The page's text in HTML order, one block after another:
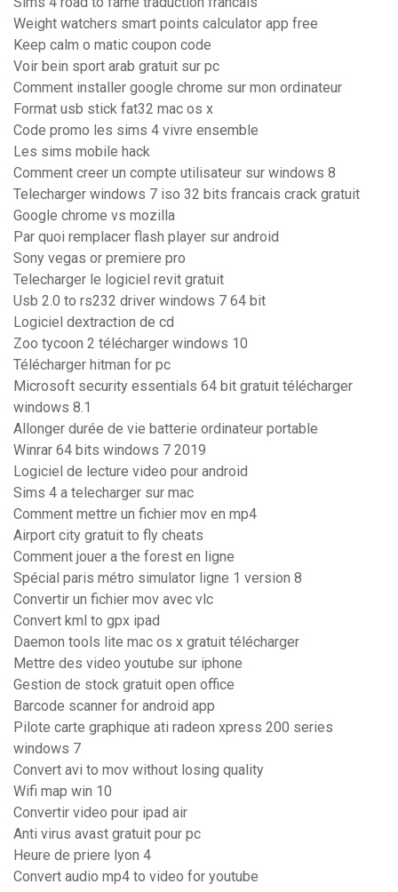
Weight watchers smart points calculator app free
Keep calm o matic coupon code
Voir bein sport arab gratuit sur pc
Comment installer google chrome sur mon ordinateur
Format usb stick fat32 mac os x
Code promo les sims 4 vivre ensemble
Les sims mobile hack
Comment creer un compte utilisateur sur windows 8
Telecharger windows 7 iso 32 bits francais crack gratuit
Google chrome vs mozilla
Par quoi remplacer flash player sur android
Sony vegas or premiere pro
Telecharger le logiciel revit gratuit
Usb 2.0 to rs232 driver windows 7 64 bit
Logiciel dextraction de cd
Zoo tycoon 2 télécharger windows 10
Télécharger hitman for pc
Microsoft security essentials 64 bit gratuit télécharger
windows 8.1
Allonger durée de vie batterie ordinateur portable
Winrar 64 bits windows 7 2019
Logiciel de lecture video pour android
Sims 4 a telecharger sur mac
Comment mettre un fichier mov en mp4
Airport city gratuit to fly cheats
Comment jouer a the forest en ligne
Spécial paris métro simulator ligne 1 version 8
Convertir un fichier mov avec vlc
Convert kml to gpx ipad
Daemon tools lite mac os x gratuit télécharger
Mettre des video youtube sur iphone
Gestion de stock gratuit open office
Barcode scanner for android app
Pilote carte graphique ati radeon xpress 200 series
windows 7
Convert avi to mov without losing quality
Wifi map win 10
Convertir video pour ipad air
Anti virus avast gratuit pour pc
Heure de priere lyon 4
Convert audio mp4 to video for youtube